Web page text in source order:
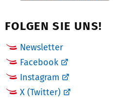
FOLGEN SIE UNS!
Newsletter
Facebook
Instagram
X (Twitter)